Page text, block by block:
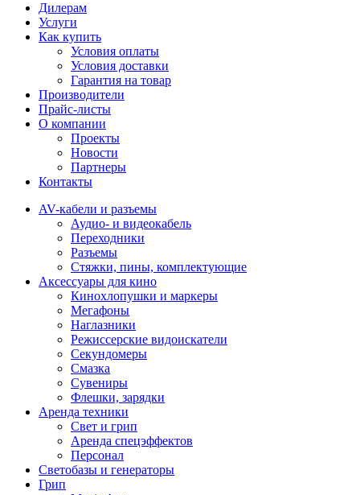
Дилерам
Услуги
Как купить
Условия оплаты
Условия доставки
Гарантия на товар
Производители
Прайс-листы
О компании
Проекты
Новости
Партнеры
Контакты
AV-кабели и разъемы
Аудио- и видеокабель
Переходники
Разъемы
Стяжки, пины, комплектующие
Аксессуары для кино
Кинохлопушки и маркеры
Мегафоны
Наглазники
Режиссерские видоискатели
Секундомеры
Смазка
Сувениры
Флешки, зарядки
Аренда техники
Свет и грип
Аренда спецэффектов
Персонал
Светобазы и генераторы
Грип